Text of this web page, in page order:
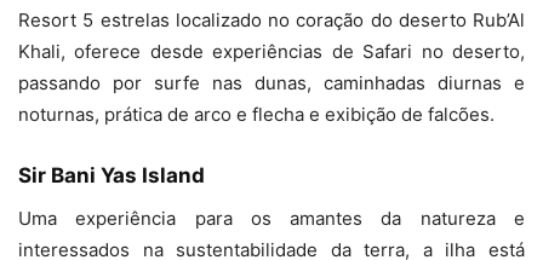
Resort 5 estrelas localizado no coração do deserto Rub’Al
Khali, oferece desde experiências de Safari no deserto,
passando por surfe nas dunas, caminhadas diurnas e
noturnas, prática de arco e flecha e exibição de falcões.
Sir Bani Yas Island
Uma experiência para os amantes da natureza e
interessados na sustentabilidade da terra, a ilha está